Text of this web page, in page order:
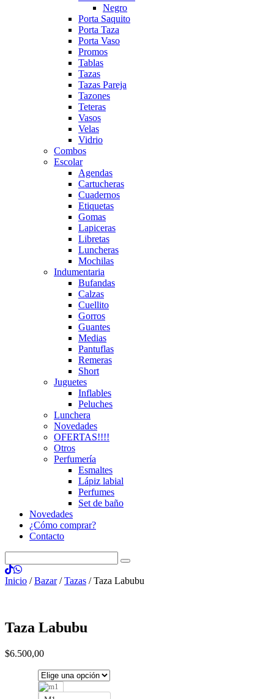
Negro
Porta Saquito
Porta Taza
Porta Vaso
Promos
Tablas
Tazas
Tazas Pareja
Tazones
Teteras
Vasos
Velas
Vidrio
Combos
Escolar
Agendas
Cartucheras
Cuadernos
Etiquetas
Gomas
Lapiceras
Libretas
Luncheras
Mochilas
Indumentaria
Bufandas
Calzas
Cuellito
Gorros
Guantes
Medias
Pantuflas
Remeras
Short
Juguetes
Inflables
Peluches
Lunchera
Novedades
OFERTAS!!!!
Otros
Perfumería
Esmaltes
Lápiz labial
Perfumes
Set de baño
Novedades
¿Cómo comprar?
Contacto
Inicio /Bazar/Tazas / Taza Labubu
Taza Labubu
$6.500,00